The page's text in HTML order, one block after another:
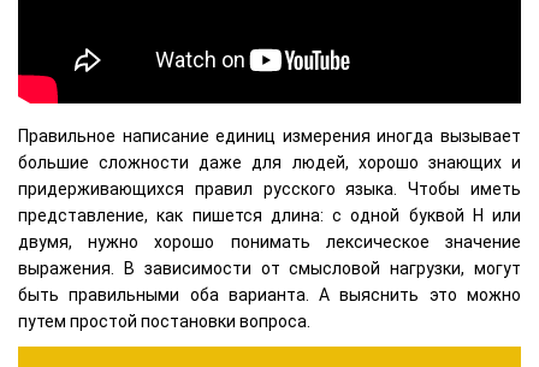
Правильное написание единиц измерения иногда вызывает
большие сложности даже для людей, хорошо знающих и
придерживающихся правил русского языка. Чтобы иметь
представление, как пишется длина: с одной буквой Н или
двумя, нужно хорошо понимать лексическое значение
выражения. В зависимости от смысловой нагрузки, могут
быть правильными оба варианта. А выяснить это можно
путем простой постановки вопроса.